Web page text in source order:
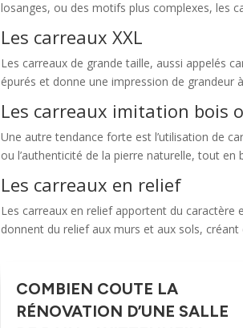
losanges, ou des motifs plus complexes, les
Les carreaux XXL
Les carreaux de grande taille, aussi appelés
épurés et donne une impression de grandeur
Les carreaux imitation bois
Une autre tendance forte est l’utilisation de
ou l’authenticité de la pierre naturelle, tout
Les carreaux en relief
Les carreaux en relief apportent du
donnent du relief aux murs et aux sols,
COMBIEN COUTE LA
RÉNOVATION D’UNE SALLE